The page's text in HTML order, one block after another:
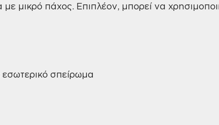
μικρό πάχος. Επιπλέον, μπορεί να
σπείρωμα